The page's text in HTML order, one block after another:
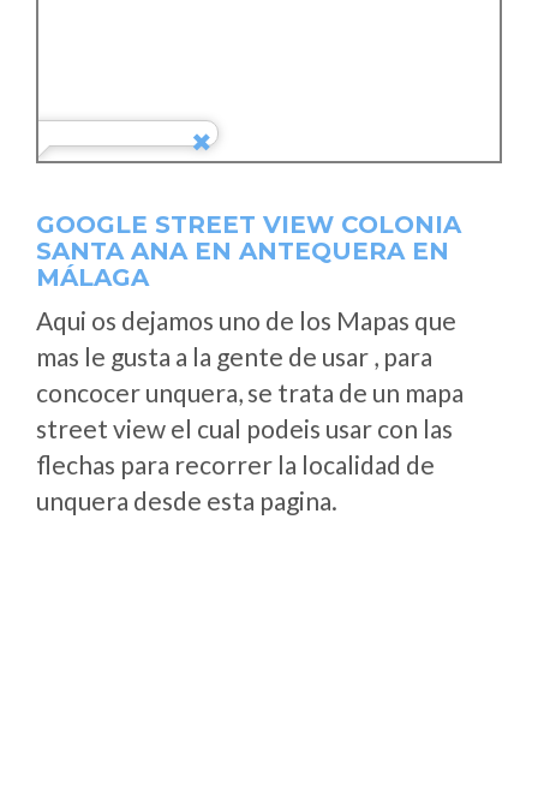
GOOGLE STREET VIEW COLONIA
SANTA ANA EN ANTEQUERA EN
MÁLAGA
Aqui os dejamos uno de los Mapas que
mas le gusta a la gente de usar , para
concocer unquera, se trata de un mapa
street view el cual podeis usar con las
flechas para recorrer la localidad de
unquera desde esta pagina.